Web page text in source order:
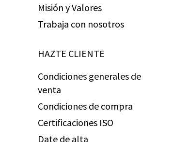
Misión y Valores
Trabaja con nosotros
HAZTE CLIENTE
Condiciones generales de
venta
Condiciones de compra
Certificaciones ISO
Date de alta